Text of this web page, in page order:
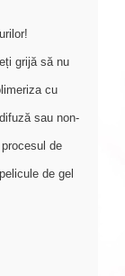
grijă să nu
cu
sau non-
de
de gel